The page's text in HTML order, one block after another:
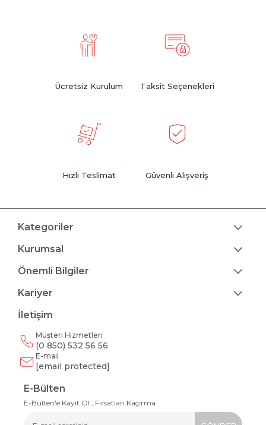
Ücretsiz Kurulum Taksit Seçenekleri
Hızlı Teslimat Güvenli Alışveriş
Kategoriler
Kurumsal
Önemli Bilgiler
Kariyer
İletişim
Müşteri Hizmetleri
(0 850) 532 56 56
E-mail
[email protected]
E-Bülten
E-Bülten'e Kayıt Ol , Fırsatları Kaçırma